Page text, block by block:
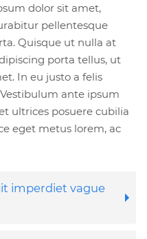
dolor sit amet,
pellentesque
Quisque ut nulla at
porta tellus, ut
In eu justo a felis
ante ipsum
ultrices posuere cubilia
eget metus lorem, ac
imperdiet vague